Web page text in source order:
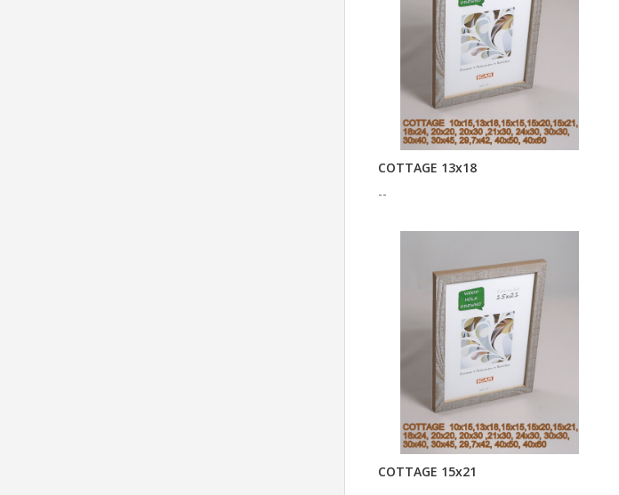
COTTAGE 13x18
--
COTTAGE 15x21